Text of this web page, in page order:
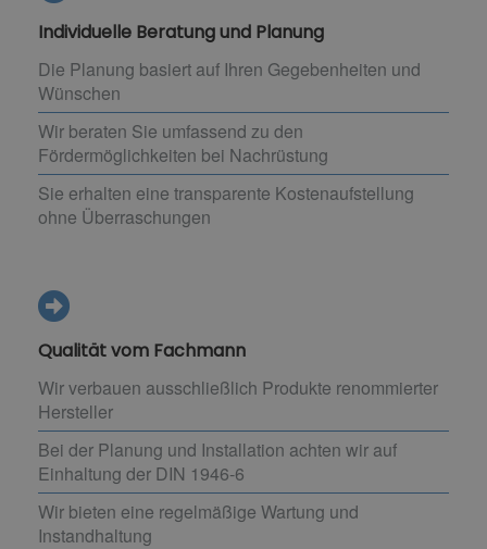
Individuelle Beratung und Planung
Die Planung basiert auf Ihren Gegebenheiten und
Wünschen
Wir beraten Sie umfassend zu den
Fördermöglichkeiten bei Nachrüstung
Sie erhalten eine transparente Kostenaufstellung
ohne Überraschungen
Qualität vom Fachmann
Wir verbauen ausschließlich Produkte renommierter
Hersteller
Bei der Planung und Installation achten wir auf
Einhaltung der DIN 1946-6
Wir bieten eine regelmäßige Wartung und
Instandhaltung